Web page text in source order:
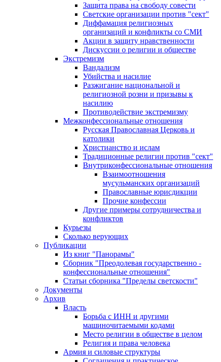
Защита права на свободу совести
Светские организации против "сект"
Диффамация религиозных
организаций и конфликты со СМИ
Акции в защиту нравственности
Дискуссии о религии и обществе
Экстремизм
Вандализм
Убийства и насилие
Разжигание национальной и
религиозной розни и призывы к
насилию
Противодействие экстремизму
Межконфессиональные отношения
Русская Православная Церковь и
католики
Христианство и ислам
Традиционные религии против "сект"
Внутриконфессиональные отношения
Взаимоотношения
мусульманских организаций
Православные юрисдикции
Прочие конфессии
Другие примеры сотрудничества и
конфликтов
Курьезы
Сколько верующих
Публикации
Из книг "Панорамы"
Сборник "Преодолевая государственно -
конфессиональные отношения"
Статьи сборника "Пределы светскости"
Документы
Архив
Власть
Борьба с ИНН и другими
машиночитаемыми кодами
Место религии в обществе в целом
Религия и права человека
Армия и силовые структуры